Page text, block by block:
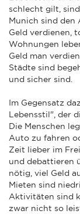
schlecht gilt,
Munich sind den
Geld verdienen,
Wohnungen
Geld man
Städte sind
und sicher sind.
Im Gegensatz
Lebensstil", der
Die Menschen
Auto zu fahren
Zeit lieber im
und debattieren
nötig, viel Geld
Mieten sind
Aktivitäten sind
zwar nicht so